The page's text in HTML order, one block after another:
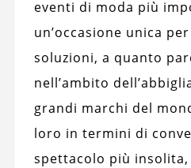
eventi di moda più
un’occasione unica
soluzioni, a quanto
nell’ambito
grandi marchi del
loro in termini di
spettacolo più